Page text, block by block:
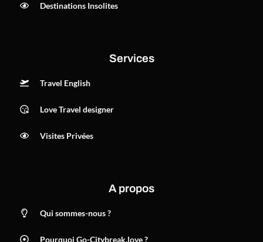
Destinations Insolites
Services
Travel English
Love Travel designer
Visites Privées
A propos
Qui sommes-nous ?
Pourquoi Go-Citybreak.love ?